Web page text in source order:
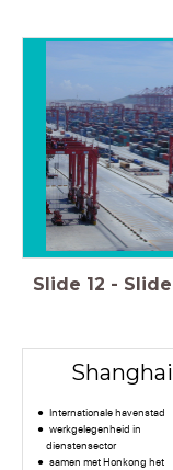
Slide 12 - Slide
Shanghai
Internationale havenstad
werkgelegenheid in
dienstensector
samen met Honkong het